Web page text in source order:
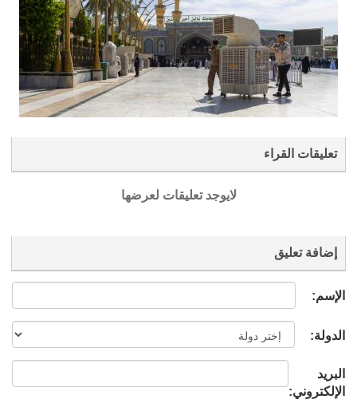
تعليقات القراء
لايوجد تعليقات لعرضها
إضافة تعليق
الإسم:
الدولة:
البريد
الإلكتروني: